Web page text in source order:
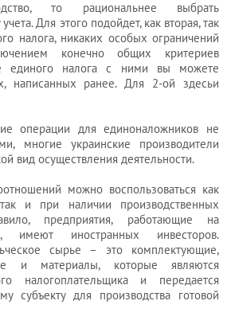
то рациональнее выбрать
Для этого подойдет, как вторая, так
налога, никаких особых ограничений
конечно общих критериев
единого налога с ними вы можете
написанных ранее. Для 2-ой здесьи
операции для единоналожников не
многие украинские производители
вид осуществления деятельности.
можно воспользоваться как
и при наличии производственных
предприятия, работающие на
имеют иностранных инвесторов.
сырье – это комплектующие,
и материалы, которые являются
налогоплательщика и передается
субъекту для производства готовой